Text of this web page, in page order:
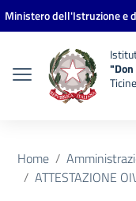
Vai ai contenuti
Vai al menu di navigazione
Vai al footer
Ministero dell'Istruzione e
Home
ATTESTAZIONE